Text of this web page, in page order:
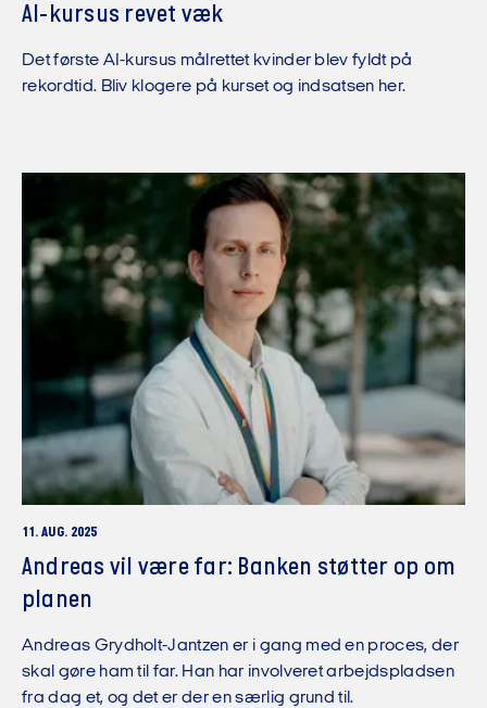
AI-kursus revet væk
Det første AI-kursus målrettet kvinder blev fyldt på
rekordtid. Bliv klogere på kurset og indsatsen her.
11. AUG. 2025
Andreas vil være far: Banken støtter op om
planen
Andreas Grydholt-Jantzen er i gang med en proces, der
skal gøre ham til far. Han har involveret arbejdspladsen
fra dag et, og det er der en særlig grund til.